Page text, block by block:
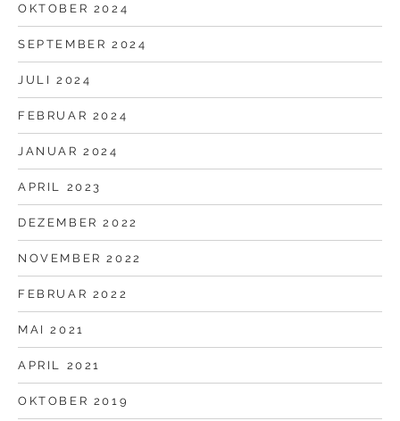
OKTOBER 2024
SEPTEMBER 2024
JULI 2024
FEBRUAR 2024
JANUAR 2024
APRIL 2023
DEZEMBER 2022
NOVEMBER 2022
FEBRUAR 2022
MAI 2021
APRIL 2021
OKTOBER 2019